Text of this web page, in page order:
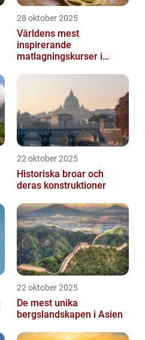
28 oktober 2025
Världens mest
inspirerande
matlagningskurser i
22 oktober 2025
Historiska broar och
deras konstruktioner
22 oktober 2025
De mest unika
bergslandskapen i Asien